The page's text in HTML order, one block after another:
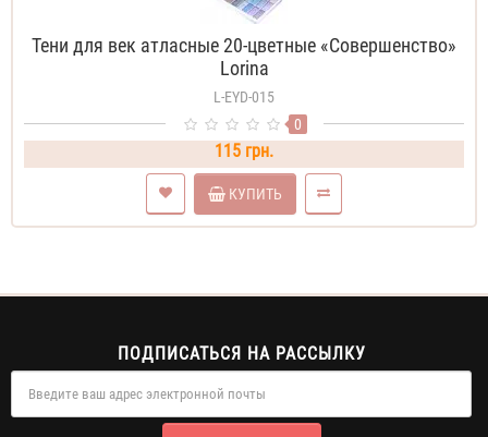
Тени для век атласные 20-цветные «Совершенство»
Lorina
L-EYD-015
0
115 грн.
КУПИТЬ
ПОДПИСАТЬСЯ НА РАССЫЛКУ